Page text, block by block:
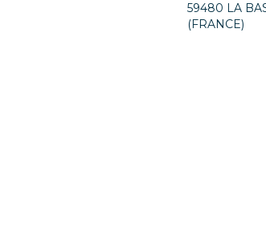
59480 LA
(FRANCE)